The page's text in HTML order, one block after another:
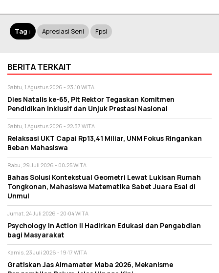
Tag : Apresiasi Seni Fpsi
BERITA TERKAIT
Sabtu, 1 Agustus 2026 - 23:10 WITA
Dies Natalis ke-65, Plt Rektor Tegaskan Komitmen
Pendidikan Inklusif dan Unjuk Prestasi Nasional
Sabtu, 1 Agustus 2026 - 22:37 WITA
Relaksasi UKT Capai Rp13,41 Miliar, UNM Fokus Ringankan
Beban Mahasiswa
Rabu, 29 Juli 2026 - 00:25 WITA
Bahas Solusi Kontekstual Geometri Lewat Lukisan Rumah
Tongkonan, Mahasiswa Matematika Sabet Juara Esai di
Unmul
Jumat, 24 Juli 2026 - 20:04 WITA
Psychology in Action II Hadirkan Edukasi dan Pengabdian
bagi Masyarakat
Kamis, 23 Juli 2026 - 19:17 WITA
Gratiskan Jas Almamater Maba 2026, Mekanisme